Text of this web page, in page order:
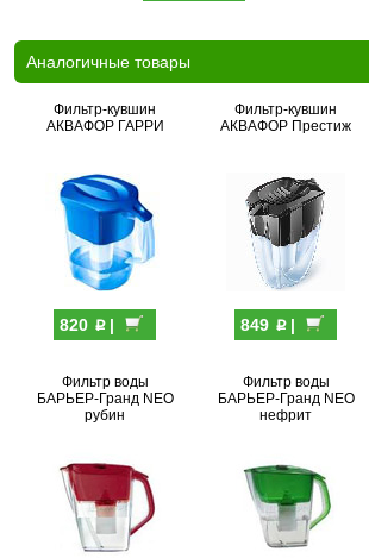
Аналогичные товары
Фильтр-кувшин
АКВАФОР ГАРРИ
820 p|
Фильтр-кувшин
АКВАФОР Престиж
849 p|
Фильтр воды
БАРЬЕР-Гранд NEO
рубин
Фильтр воды
БАРЬЕР-Гранд NEO
нефрит